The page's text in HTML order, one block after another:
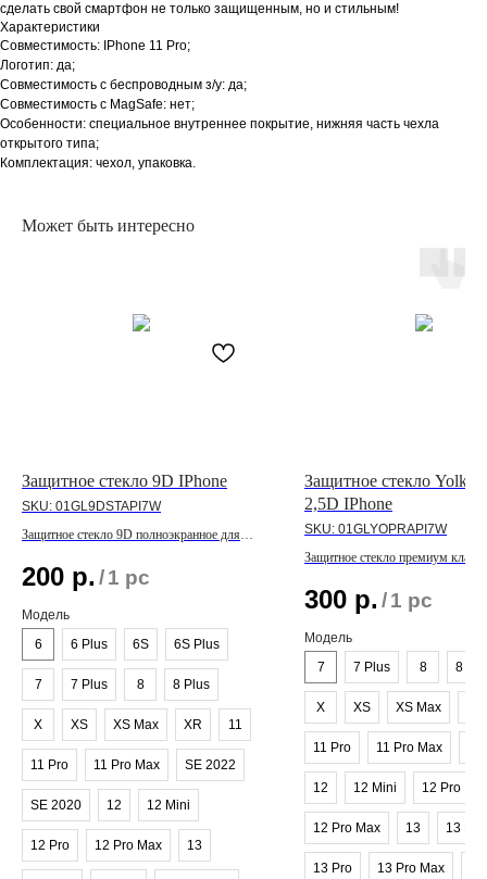
сделать свой смартфон не только защищенным, но и стильным!
Характеристики
Совместимость: IPhone 11 Pro;
Логотип: да;
Совместимость с беспроводным з/у: да;
Совместимость с MagSafe: нет;
Особенности: специальное внутреннее покрытие, нижняя часть чехла
открытого типа;
Комплектация: чехол, упаковка.
Может быть интересно
Защитное стекло 9D IPhone
SKU: 01GL9DSTAPI7W
Защитное стекло 9D полноэкранное для
200 р. /1 pc
Модель
6
6 Plus 6S 6S Plus
7 7 Plus 8 8 Plus
X XS XS Max XR 11
11 Pro 11 Pro Max SE 2022
SE 2020 12 12 Mini
12 Pro 12 Pro Max 13
Защитное стекло Yolkki
2,5D IPhone
SKU: 01GLYOPRAPI7W
Защитное стекло премиум
300 р. /1 pc
Модель
7
7 Plus 8 8
X XS XS Max
11 Pro 11 Pro Max
12 12 Mini 12 Pro
12 Pro Max 13 13
13 Pro 13 Pro Max